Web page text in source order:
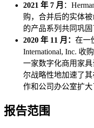
2021 年 7 月 ：
购，合并后的实体
的产品系列共同巩固
2020 年 11 月： 在一
International, Inc. 收
一家数字化商用家
尔战略性地加速了
作和公司办公室扩大
报告范围